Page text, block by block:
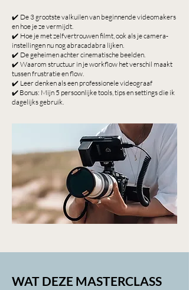
✔️ De 3 grootste valkuilen van beginnende videomakers
en hoe je ze vermijdt.
✔️ Hoe je met zelfvertrouwen filmt, ook als je camera-
instellingen nu nog abracadabra lijken.
✔️ De geheimen achter cinematische beelden.
✔️ Waarom structuur in je workflow het verschil maakt
tussen frustratie en flow.
✔️ Leer denken als een professionele videograaf
✔️ Bonus: Mijn 5 persoonlijke tools, tips en settings die ik
dagelijks gebruik.
WAT DEZE MASTERCLASS